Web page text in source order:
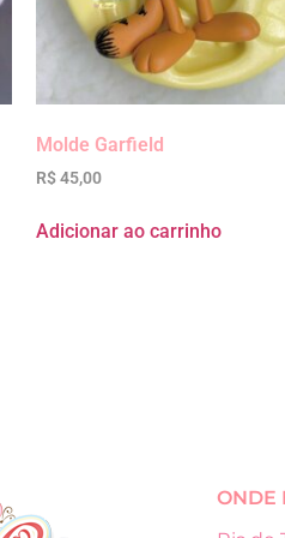
Molde Garfield
R$45,00
Adicionar ao carrinho
ONDE